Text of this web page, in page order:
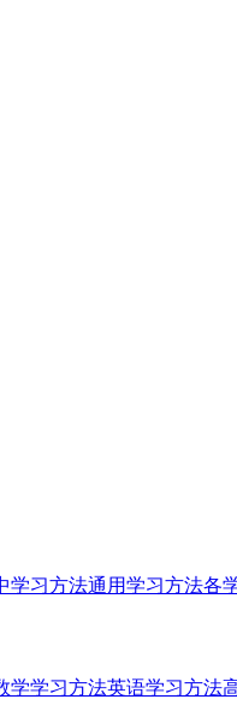
学习方法通用学习方法各
学学习方法英语学习方法